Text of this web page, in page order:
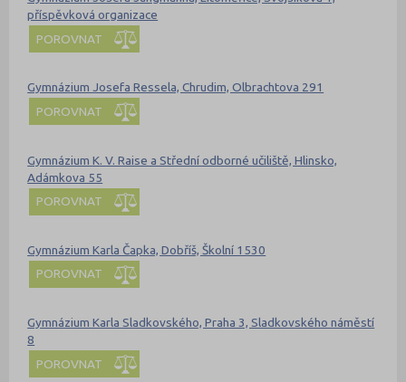
příspěvková organizace
POROVNAT
Gymnázium Josefa Ressela, Chrudim, Olbrachtova 291
POROVNAT
Gymnázium K. V. Raise a Střední odborné učiliště, Hlinsko,
Adámkova 55
POROVNAT
Gymnázium Karla Čapka, Dobříš, Školní 1530
POROVNAT
Gymnázium Karla Sladkovského, Praha 3, Sladkovského náměstí
8
POROVNAT